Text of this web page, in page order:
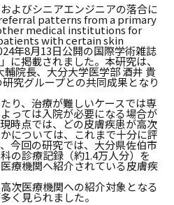
よびシニアエンジニアの落合に
patterns from a primary
medical institutions for
with certain skin
年8月13日公開の国際学術雑誌
に掲載されました。本研究は、
院長、大分大学医学部 酒井 貴
究グループとの共同成果となり
り、治療が難しいケースでは専
っては入院が必要になる場合が
時点では、どの皮膚疾患が高次
については、これまで十分に評
今回の研究では、大分県佐伯市
の診療記録（約1.4万人分）を
療機関へ紹介されている皮膚疾
次医療機関への紹介対象となる
く見られました。